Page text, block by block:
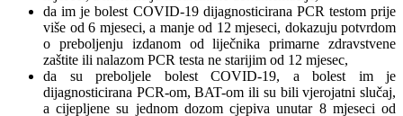
da im je bolest COVID-19 dijagnosticirana PCR testom prije
više od 6 mjeseci, a manje od 12 mjeseci, dokazuju potvrdom
o preboljenju izdanom od liječnika primarne zdravstvene
zaštite ili nalazom PCR testa ne starijim od 12 mjesec,
da su preboljele bolest COVID-19, a bolest im je
dijagnosticirana PCR-om, BAT-om ili su bili vjerojatni slučaj,
a cijepljene su jednom dozom cjepiva unutar 8 mjeseci od